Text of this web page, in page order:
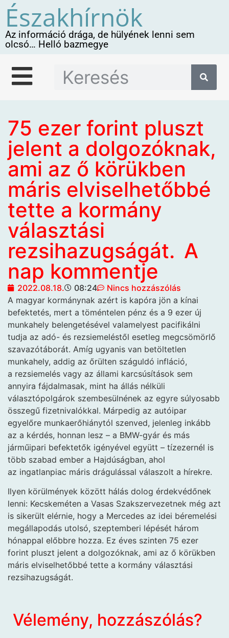
Északhírnök
Az információ drága, de hülyének lenni sem
olcsó… Helló bazmegye
75 ezer forint pluszt
jelent a dolgozóknak,
ami az ő körükben
máris elviselhetőbbé
tette a kormány
választási
rezsihazugságát. A
nap kommentje
2022.08.18. 08:24
Nincs hozzászólás
A magyar kormánynak azért is kapóra jön a kínai
befektetés, mert a töméntelen pénz és a 9 ezer új
munkahely belengetésével valamelyest pacifikálni
tudja az adó- és rezsiemeléstől esetleg megcsömörlő
szavazótáborát. Amíg ugyanis van betöltetlen
munkahely, addig az őrülten száguldó infláció,
a rezsiemelés vagy az állami karcsúsítások sem
annyira fájdalmasak, mint ha állás nélküli
választópolgárok szembesülnének az egyre súlyosabb
összegű fizetnivalókkal. Márpedig az autóipar
egyelőre munkaerőhiánytól szenved, jelenleg inkább
az a kérdés, honnan lesz – a BMW-gyár és más
járműipari befektetők igényével együtt – tízezernél is
több szabad ember a Hajdúságban, ahol
az ingatlanpiac máris drágulással válaszolt a hírekre.
Ilyen körülmények között hálás dolog érdekvédőnek
lenni: Kecskeméten a Vasas Szakszervezetnek még azt
is sikerült elérnie, hogy a Mercedes az idei béremelési
megállapodás utolsó, szeptemberi lépését három
hónappal előbbre hozza. Ez éves szinten 75 ezer
forint pluszt jelent a dolgozóknak, ami az ő körükben
máris elviselhetőbbé tette a kormány választási
rezsihazugságát.
Vélemény, hozzászólás?